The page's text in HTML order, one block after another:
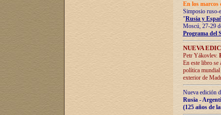
En los marcos
Simposio ruso-
"Rusia y
Moscú, 27-29
Programa del
NUEVA
Petr Yákovlev.
En este libro se
política mundial
exterior de
Nueva edición
Rusia -
(125 años de